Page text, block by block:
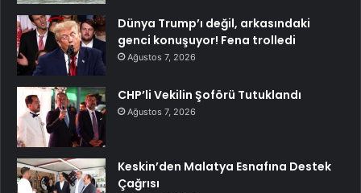
Dünya Trump’ı değil, arkasındaki
genci konuşuyor! Fena trolledi
Ağustos 7, 2026
CHP’li Vekilin Şoförü Tutuklandı
Ağustos 7, 2026
Keskin’den Malatya Esnafına Destek
Çağrısı